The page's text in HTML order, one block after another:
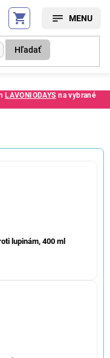
LAVONIODAYS na vybrané
Hľadať
lupinám, 400 ml